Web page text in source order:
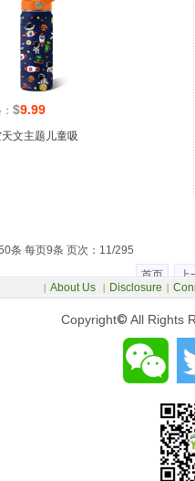
$9.99
文主题儿童吸
条 每页9条 页次：11/295
首页
上
Copyright© All Rights
| About Us | Disclosure |